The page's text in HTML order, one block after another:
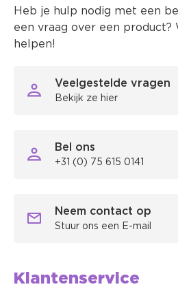
Heb je hulp nodig met een
een vraag over een product?
helpen!
Veelgestelde vragen
Bekijk ze hier
Bel ons
+31 (0) 75 615 0141
Neem contact op
Stuur ons een E-mail
Klantenservice